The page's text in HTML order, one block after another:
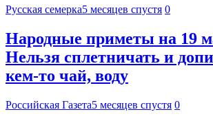
Русская семерка5 месяцев спустя 0
Народные приметы на 19
Нельзя сплетничать и
кем-то чай, воду
Российская Газета5 месяцев спустя 0